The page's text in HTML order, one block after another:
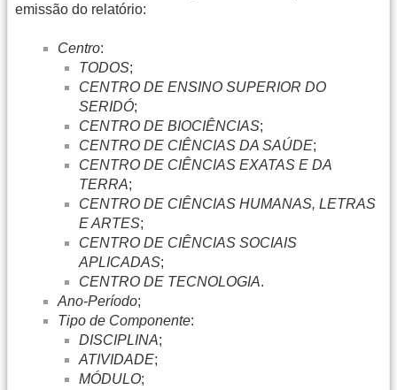
emissão do relatório:
Centro:
TODOS;
CENTRO DE ENSINO SUPERIOR DO
SERIDÓ;
CENTRO DE BIOCIÊNCIAS;
CENTRO DE CIÊNCIAS DA SAÚDE;
CENTRO DE CIÊNCIAS EXATAS E DA
TERRA;
CENTRO DE CIÊNCIAS HUMANAS, LETRAS
E ARTES;
CENTRO DE CIÊNCIAS SOCIAIS
APLICADAS;
CENTRO DE TECNOLOGIA.
Ano-Período;
Tipo de Componente:
DISCIPLINA;
ATIVIDADE;
MÓDULO;